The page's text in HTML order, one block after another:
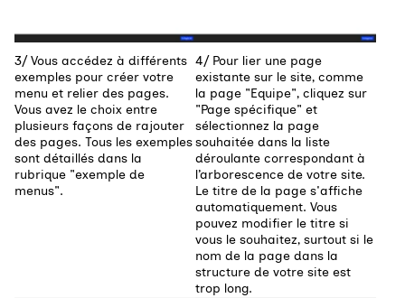
3/ Vous accédez à différents
exemples pour créer votre
menu et relier des pages.
Vous avez le choix entre
plusieurs façons de rajouter
des pages. Tous les exemples
sont détaillés dans la
rubrique "exemple de
menus".
4/ Pour lier une page
existante sur le site, comme
la page "Equipe", cliquez sur
"Page spécifique" et
sélectionnez la page
souhaitée dans la liste
déroulante correspondant à
l’arborescence de votre site.
Le titre de la page s'affiche
automatiquement. Vous
pouvez modifier le titre si
vous le souhaitez, surtout si le
nom de la page dans la
structure de votre site est
trop long.